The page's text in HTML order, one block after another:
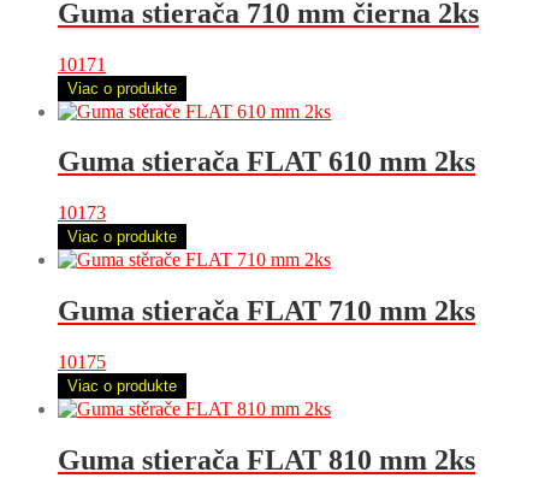
Guma stierača 710 mm čierna 2ks
10171
Viac o produkte
Guma stierača FLAT 610 mm 2ks
10173
Viac o produkte
Guma stierača FLAT 710 mm 2ks
10175
Viac o produkte
Guma stierača FLAT 810 mm 2ks